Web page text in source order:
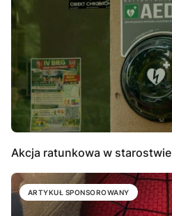
Akcja ratunkowa w starostwie
ARTYKUŁ SPONSOROWANY